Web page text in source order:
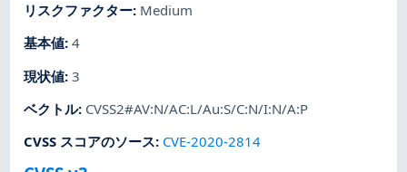
リスクファクター: Medium
基本値:4
現状値:3
ベクトル: CVSS2#AV:N/AC:L/Au:S/C:N/I:N/A:P
CVSS スコアのソース: CVE-2020-2814